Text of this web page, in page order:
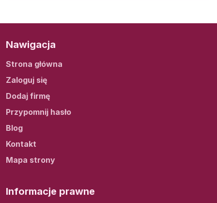
Nawigacja
Strona główna
Zaloguj się
Dodaj firmę
Przypomnij hasło
Blog
Kontakt
Mapa strony
Informacje prawne